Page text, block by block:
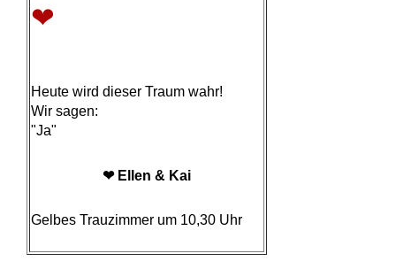
❤
Heute wird dieser Traum wahr!
Wir sagen:
"Ja"
❤ Ellen & Kai
Gelbes Trauzimmer um 10,30 Uhr